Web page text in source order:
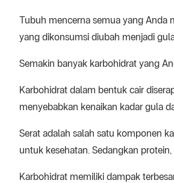
Tubuh mencerna semua yang Anda
yang dikonsumsi diubah menjadi
Semakin banyak karbohidrat yang
Karbohidrat dalam bentuk cair
menyebabkan kenaikan kadar gula
Serat adalah salah satu komponen
untuk kesehatan. Sedangkan
Karbohidrat memiliki dampak